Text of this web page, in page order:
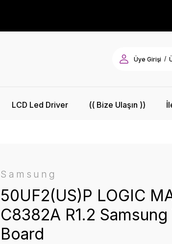
Üye Girişi /
LCD Led Driver (( Bize Ulaşın ))
Samsung
50UF2(US)P LOGIC
C8382A R1.2
Board